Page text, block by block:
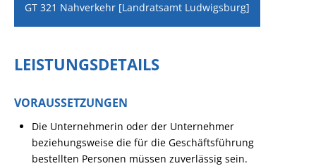
GT 321 Nahverkehr [Landratsamt Ludwigsburg]
LEISTUNGSDETAILS
VORAUSSETZUNGEN
Die Unternehmerin oder der Unternehmer
beziehungsweise die für die Geschäftsführung
bestellten Personen müssen zuverlässig sein.